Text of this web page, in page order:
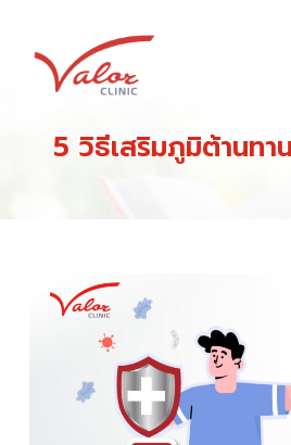
5 วิธีเสริมภูมิต้านทา